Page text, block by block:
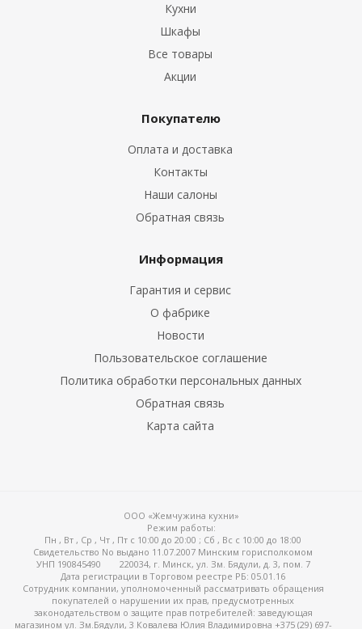
Кухни
Шкафы
Все товары
Акции
Покупателю
Оплата и доставка
Контакты
Наши салоны
Обратная связь
Информация
Гарантия и сервис
О фабрике
Новости
Пользовательское соглашение
Политика обработки персональных данных
Обратная связь
Карта сайта
ООО «Жемчужина кухни»
Режим работы:
Пн , Вт , Ср , Чт , Пт c 10:00 до 20:00 ; Сб , Вс c 10:00 до 18:00
Свидетельство No выдано 11.07.2007 Минским горисполкомом
УНП 190845490
220034, г. Минск, ул. Зм. Бядули, д. 3, пом. 7
Дата регистрации в Торговом реестре РБ: 05.01.16
Сотрудник компании, уполномоченный рассматривать обращения
покупателей о нарушении их прав, предусмотренных
законодательством о защите прав потребителей: заведующая
магазином ул. Зм.Бядули, 3 Ковалева Юлия Владимировна +375 (29) 697-